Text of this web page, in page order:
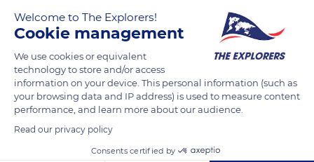
Eetvelde est situé aux numéros 2, 4 et 6 de l'avenue
Palmerston à Bruxelles, dans le quartier des squares.
READ MORE TRANSLATE
Welcome to The Explorers!
Cookie management
We use cookies or equivalent
technology to store and/or access
information on your device. This personal information (such as
your browsing data and IP address) is used to measure content
performance, and learn more about our audience.
Read our privacy policy
Consents certified by